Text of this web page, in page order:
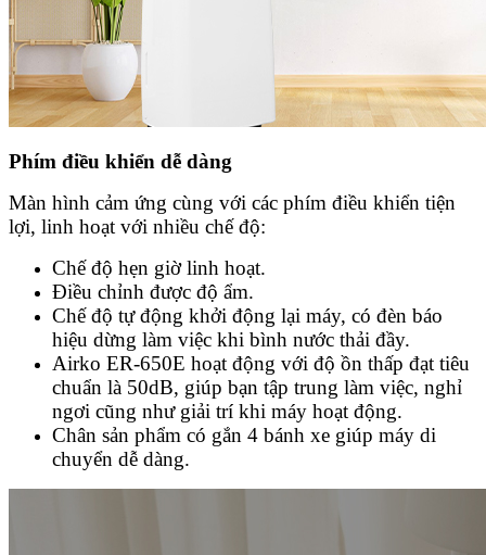
Phím điều khiển dễ dàng
Màn hình cảm ứng cùng với các phím điều khiển tiện
lợi, linh hoạt với nhiều chế độ:
Chế độ hẹn giờ linh hoạt.
Điều chỉnh được độ ẩm.
Chế độ tự động khởi động lại máy, có đèn báo
hiệu dừng làm việc khi bình nước thải đầy.
Airko ER-650E hoạt động với độ ồn thấp đạt tiêu
chuẩn là 50dB, giúp bạn tập trung làm việc, nghỉ
ngơi cũng như giải trí khi máy hoạt động.
Chân sản phẩm có gắn 4 bánh xe giúp máy di
chuyển dễ dàng.